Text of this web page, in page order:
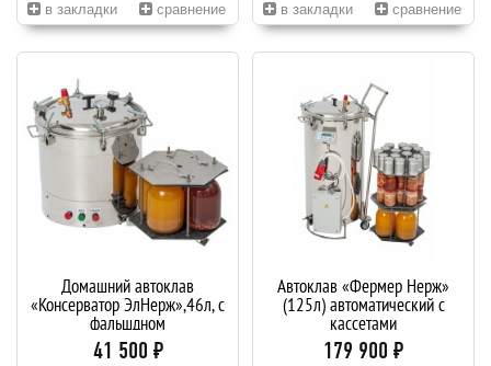
в закладки сравнение в закладки сравнение
Домашний автоклав
«Консерватор ЭлНерж»,46л, с
фальшдном
41 500 ₽
Автоклав «Фермер Нерж»
(125л) автоматический с
кассетами
179 900 ₽